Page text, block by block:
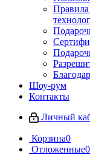
Шоу-рум
Контакты
Личный
Корзина0
Отложенные0